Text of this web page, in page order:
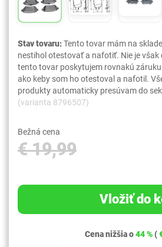
Stav tovaru:Tento tovar mám na
nestihol otestovať a nafotiť. Nie je však
tento tovar poskytujem rovnakú
ako keby som ho otestoval a nafotil.
produkty automaticky presúvam do
(varianta 8796507)
Bežná cena
€ 19,99
Vložiť do
Cena nižšia o44 % (